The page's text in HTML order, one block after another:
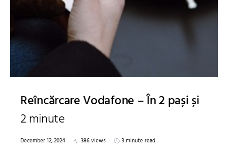
Reîncărcare Vodafone – În 2 pași și
2 minute
December 12, 2024 386 views
3 minute read